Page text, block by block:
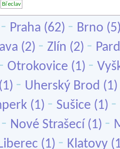
Břeclav
- Praha (62) - Brno
(2) - Zlín (2) -
Otrokovice (1) -
(1) - Uherský Brod (1)
(1) - Sušice (1) -
- Nové Strašecí (1) -
(1) - Klatovy